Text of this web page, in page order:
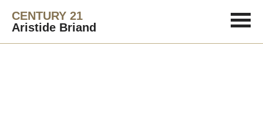
CENTURY 21
Aristide Briand